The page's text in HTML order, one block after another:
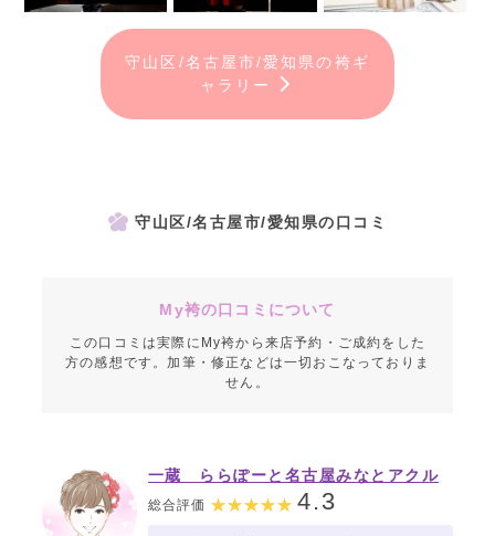
守山区/名古屋市/愛知県の袴ギ
ャラリー
守山区/名古屋市/愛知県の口コミ
My袴の口コミについて
この口コミは実際にMy袴から来店予約・ご成約をした
方の感想です。加筆・修正などは一切おこなっておりま
せん。
一蔵 ららぽーと名古屋みなとアクル
総合評価 4.3